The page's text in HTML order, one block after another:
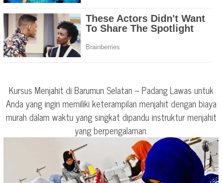
Kursus Menjahit di Barumun Selatan – Padang Lawas untuk
Anda yang ingin memiliki keterampilan menjahit dengan biaya
murah dalam waktu yang singkat dipandu instruktur menjahit
yang berpengalaman.